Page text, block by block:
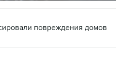
повреждения домов